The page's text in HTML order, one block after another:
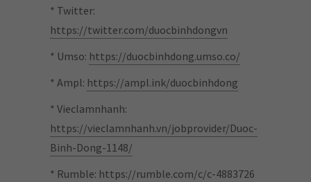
* Twitter:
https://twitter.com/duocbinhdongvn
* Umso: https://duocbinhdong.umso.co/
* Ampl: https://ampl.ink/duocbinhdong
* Vieclamnhanh:
https://vieclamnhanh.vn/jobprovider/Duoc-
Binh-Dong-1148/
* Rumble: https://rumble.com/c/c-4883726